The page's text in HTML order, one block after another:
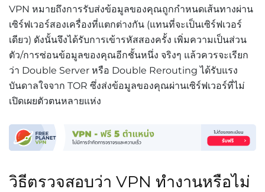
VPN หมายถึงการรับส่งข้อมูลของคุณถูกกำหนดเส้นทางผ่าน
เซิร์ฟเวอร์สองเครื่องที่แตกต่างกัน (แทนที่จะเป็นเซิร์ฟเวอร์
เดียว) ดังนั้นจึงได้รับการเข้ารหัสสองครั้ง เพิ่มความเป็นส่วน
ตัว/การซ่อนข้อมูลของคุณอีกชั้นหนึ่ง จริงๆ แล้วควรจะเรียก
ว่า Double Server หรือ Double Rerouting ได้รับแรง
บันดาลใจจาก TOR ซึ่งส่งข้อมูลของคุณผ่านเซิร์ฟเวอร์ที่ไม่
เปิดเผยตัวตนหลายแห่ง
วิธีตรวจสอบว่า VPN ทำงานหรือไม่